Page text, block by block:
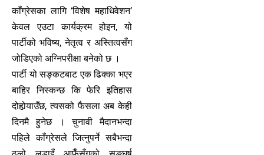
काँग्रेसका लागि ‘विशेष महाधिवेशन’
केवल एउटा कार्यक्रम होइन, यो
पार्टीको भविष्य, नेतृत्व र अस्तित्वसँग
जोडिएको अग्निपरीक्षा बनेको छ ।
पार्टी यो सङ्कटबाट एक ढिक्का भएर
बाहिर निस्कन्छ कि फेरि इतिहास
दोहोर्‍याउँछ, त्यसको फैसला अब केही
दिनमै हुनेछ । चुनावी मैदानभन्दा
पहिले काँग्रेसले जित्नुपर्ने सबैभन्दा